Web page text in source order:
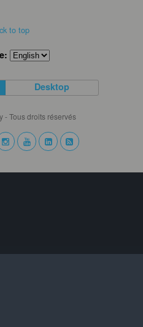
to top
Desktop
- Tous droits réservés